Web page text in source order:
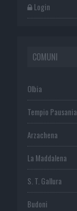
Login
COMUNI
Olbia
Tempio Pausania
Arzachena
La Maddalena
S. T. Gallura
Budoni